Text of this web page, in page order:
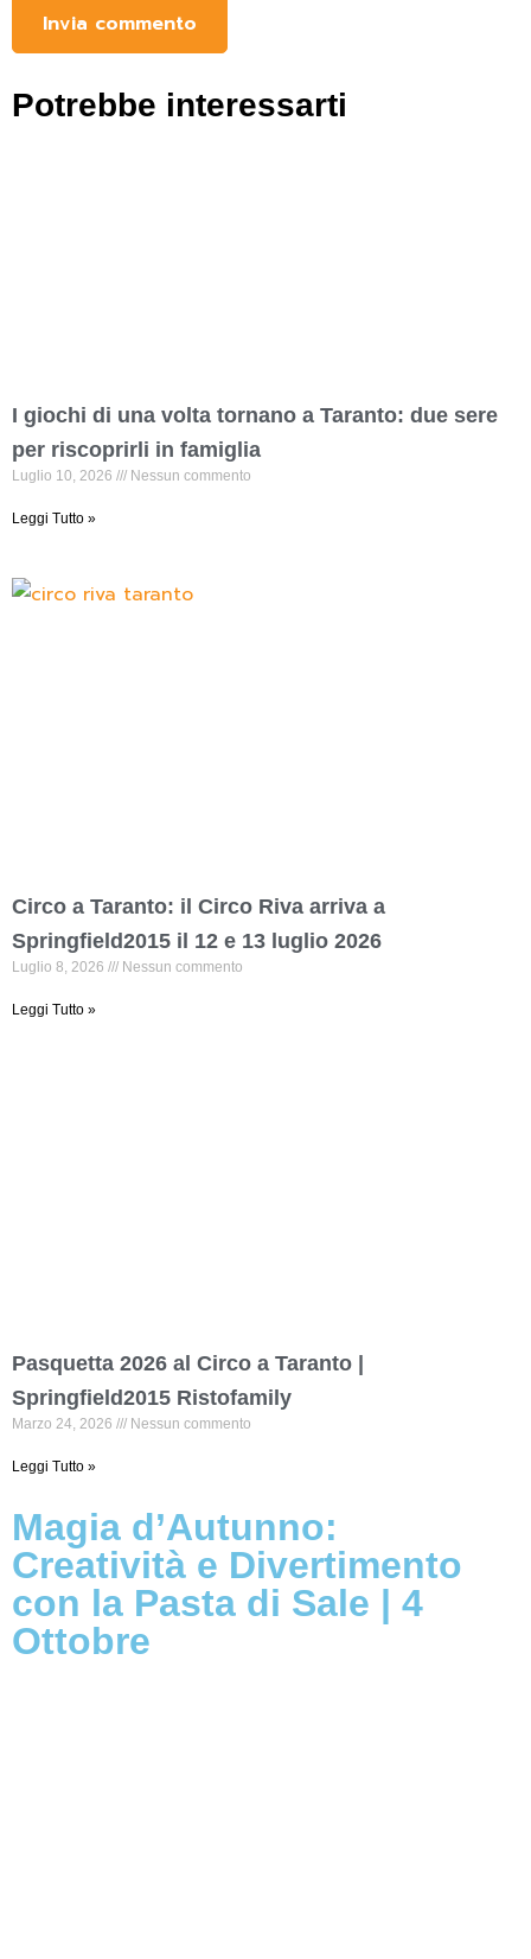
Potrebbe interessarti
I giochi di una volta tornano a Taranto: due sere
per riscoprirli in famiglia
Luglio 10, 2026 Nessun commento
Leggi Tutto »
Circo a Taranto: il Circo Riva arriva a
Springfield2015 il 12 e 13 luglio 2026
Luglio 8, 2026 Nessun commento
Leggi Tutto »
Pasquetta 2026 al Circo a Taranto |
Springfield2015 Ristofamily
Marzo 24, 2026 Nessun commento
Leggi Tutto »
Magia d’Autunno:
Creatività e Divertimento
con la Pasta di Sale | 4
Ottobre